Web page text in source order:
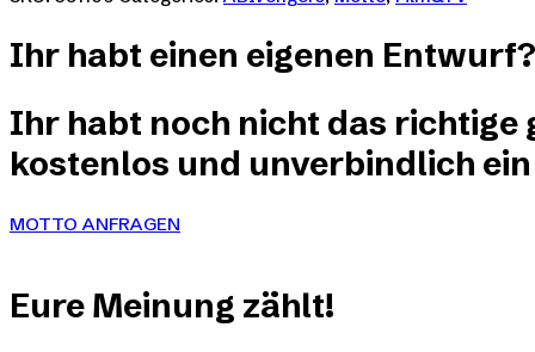
Produktseite
gewählt
auf.
Die
können
auf
der
werden
Ihr habt einen eigenen Entwurf?
Ihr habt noch nicht das richtige
kostenlos und unverbindlich
MOTTO ANFRAGEN
Eure Meinung zählt!